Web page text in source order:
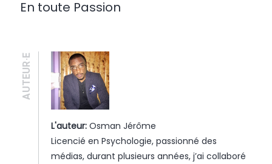
En toute Passion
AUTEUR·E
L'auteur: Osman Jérôme
Licencié en Psychologie, passionné des
médias, durant plusieurs années, j’ai collaboré